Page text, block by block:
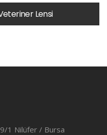
Lensi
1 Nilüfer / Bursa